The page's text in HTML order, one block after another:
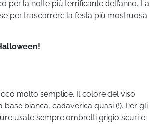
per la notte più terrificante dell’anno. La
per trascorrere la festa più mostruosa
molto semplice. Il colore del viso
bianca, cadaverica quasi (!). Per gli
usate sempre ombretti grigio scuri e